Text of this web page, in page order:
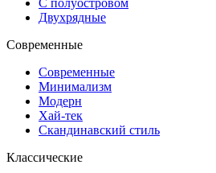
С полуостровом
Двухрядные
Современные
Современные
Минимализм
Модерн
Хай-тек
Скандинавский стиль
Классические